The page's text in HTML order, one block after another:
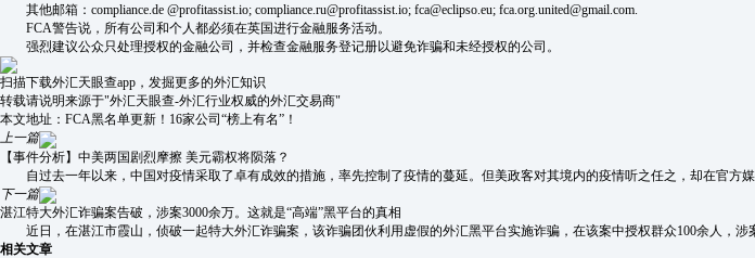
其他邮箱：compliance.de @profitassist.io; compliance.ru@profitassist.io; fca@eclipso.eu; fca.org.united@gmail.com.
FCA警告说，所有公司和个人都必须在英国进行金融服务活动。
强烈建议公众只处理授权的金融公司，并检查金融服务登记册以避免诈骗和未经授权的公司。
扫描下载外汇天眼查app，发掘更多的外汇知识
转载请说明来源于"外汇天眼查-外汇行业权威的外汇交易商"
本文地址： FCA黑名单更新！16家公司“榜上有名”！
上一篇
【事件分析】中美两国剧烈摩擦 美元霸权将陨落？
自过去一年以来，中国对疫情采取了卓有成效的措施，率先控制了疫情的蔓延。但美政客对其境内的疫情听之任之，却在官方
下一篇
湛江特大外汇诈骗案告破，涉案3000余万。这就是“高端”黑平台的真相
近日，在湛江市霞山，侦破一起特大外汇诈骗案，该诈骗团伙利用虚假的外汇黑平台实施诈骗，在该案中授权群众100余人，
相关文章